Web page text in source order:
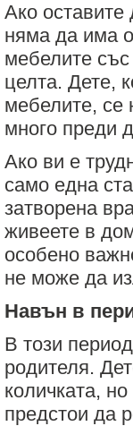
Ако оставите
няма да има
мебелите
целта. Дете,
мебелите, се
много преди
Ако ви е
само една
затворена
живеете в
особено
не може да
Навън в
В този
родителя.
количката,
предстои да